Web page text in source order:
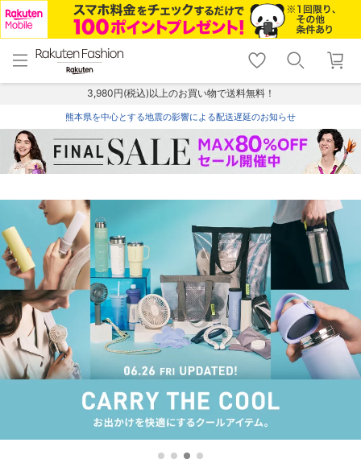
menu home
トップ
shopping_cart lock_outline
ログイン
3,980円(税込)以上のお買い物で送料無料！
熊本県を中心とする地震の影響による配送遅延のお知らせ